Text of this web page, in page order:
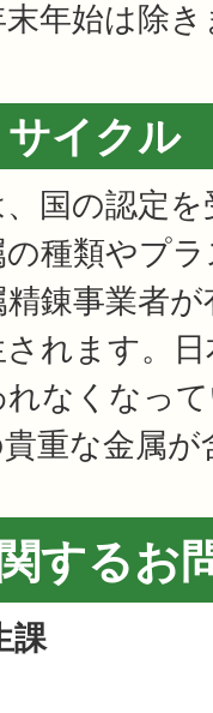
末年始は除
イクル
国の認定
種類やプ
錬事業者
れます。
なくなっ
重な金属
するお
課